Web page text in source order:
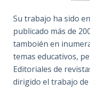
Su trabajo ha sido
publicado más de
tamboién en
temas educativos,
Editoriales de
dirigido el trabajo